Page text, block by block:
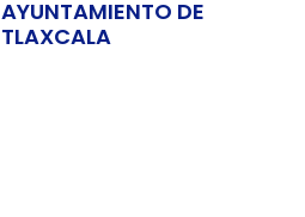
AYUNTAMIENTO DE
TLAXCALA